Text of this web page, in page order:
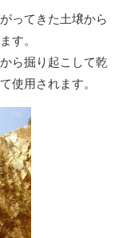
ってきた土壌から
す。
ら掘り起こして乾
使用されます。